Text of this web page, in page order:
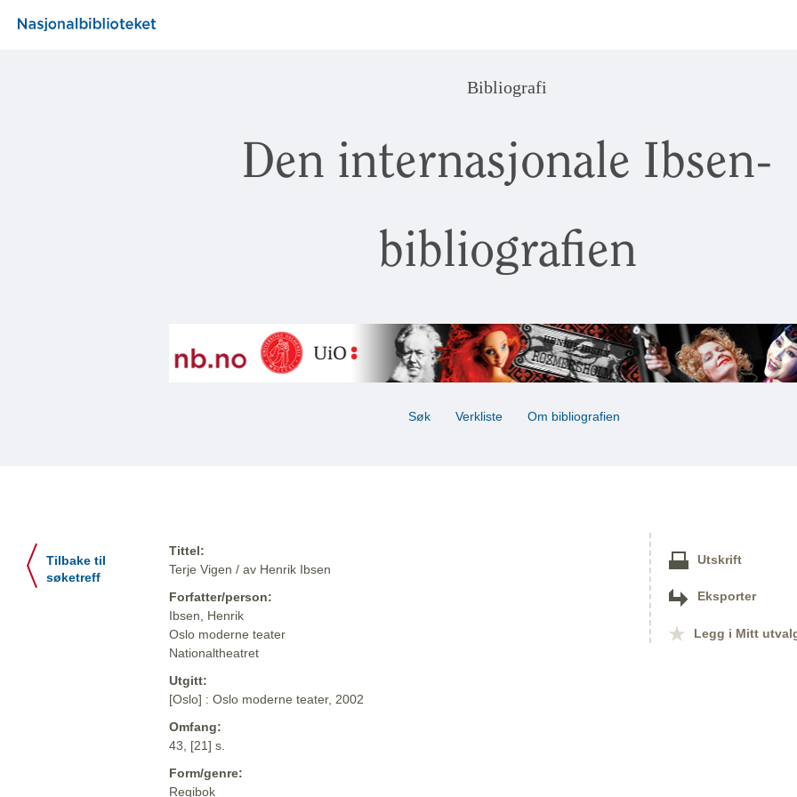
Bibliografi
Den internasjonale Ibsen-
bibliografien
Søk Verkliste Om bibliografien
Tilbake til
søketreff
Tittel:
Terje Vigen / av Henrik Ibsen
Forfatter/person:
Ibsen, Henrik
Oslo moderne teater
Nationaltheatret
Utgitt:
[Oslo] : Oslo moderne teater, 2002
Omfang:
43, [21] s.
Form/genre:
Regibok
Utskrift
Eksporter
Legg i Mitt